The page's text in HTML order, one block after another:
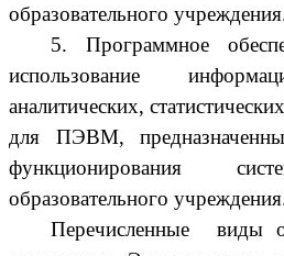
образовательного
5. Программное
использование
аналитических,
для ПЭВМ,
функционирования
образовательного
Перечисленные виды